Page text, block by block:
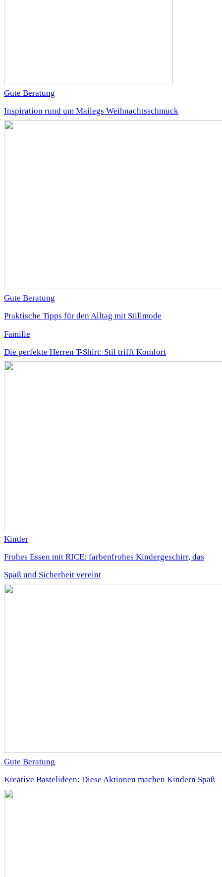
Gute Beratung
Inspiration rund um Mailegs Weihnachtsschmuck
Gute Beratung
Praktische Tipps für den Alltag mit Stillmode
Familie
Die perfekte Herren T-Shirt: Stil trifft Komfort
Kinder
Frohes Essen mit RICE: farbenfrohes Kindergeschirr, das
Spaß und Sicherheit vereint
Gute Beratung
Kreative Bastelideen: Diese Aktionen machen Kindern Spaß